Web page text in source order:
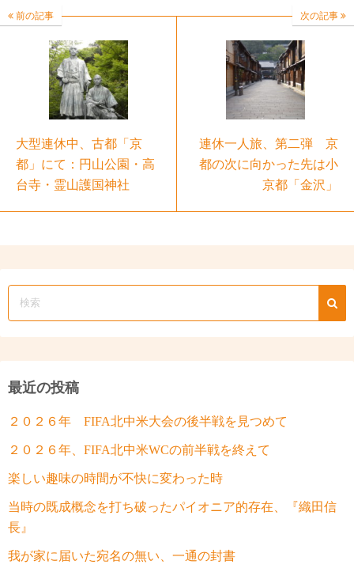
前の記事
大型連休中、古都「京
都」にて：円山公園・高
台寺・霊山護国神社
次の記事
連休一人旅、第二弾 京
都の次に向かった先は小
京都「金沢」
最近の投稿
２０２６年 FIFA北中米大会の後半戦を見つめて
２０２６年、FIFA北中米WCの前半戦を終えて
楽しい趣味の時間が不快に変わった時
当時の既成概念を打ち破ったパイオニア的存在、『織田信
長』
我が家に届いた宛名の無い、一通の封書